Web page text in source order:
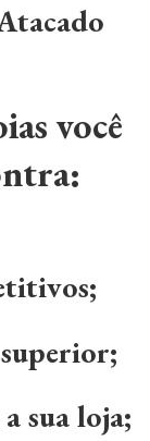
você
sua loja;